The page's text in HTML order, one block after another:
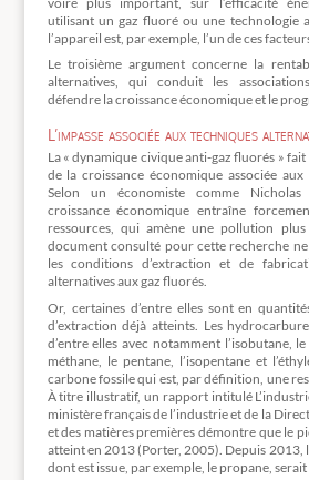
utilisant un gaz fluoré ou une technologie
l’appareil est, par exemple, l’un de ces
Le troisième argument concerne la
alternatives, qui conduit les
défendre la croissance économique et le
L’impasse associée aux techniques
La « dynamique civique anti-gaz fluorés »
de la croissance économique associée aux
Selon un économiste comme Nicholas
croissance économique entraîne
ressources, qui amène une pollution
document consulté pour cette recherche
les conditions d’extraction et de
alternatives aux gaz fluorés.
Or, certaines d’entre elles sont en
d’extraction déjà atteints. Les
d’entre elles avec notamment l’isobutane,
méthane, le pentane, l’isopentane et
carbone fossile qui est, par définition, une
À titre illustratif, un rapport intitulé
ministère français de l’industrie et de la
et des matières premières démontre que le
atteint en 2013 (Porter, 2005). Depuis 2013,
dont est issue, par exemple, le propane,